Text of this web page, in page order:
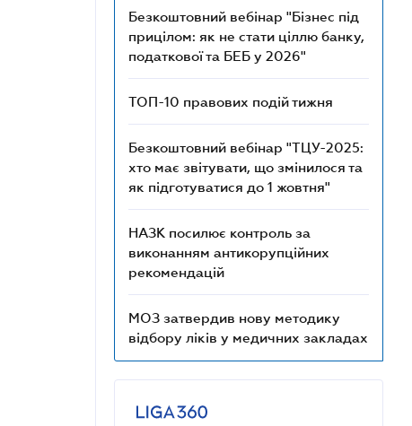
Безкоштовний вебінар "Бізнес під
прицілом: як не стати ціллю банку,
податкової та БЕБ у 2026"
ТОП-10 правових подій тижня
Безкоштовний вебінар "ТЦУ-2025:
хто має звітувати, що змінилося та
як підготуватися до 1 жовтня"
НАЗК посилює контроль за
виконанням антикорупційних
рекомендацій
МОЗ затвердив нову методику
відбору ліків у медичних закладах